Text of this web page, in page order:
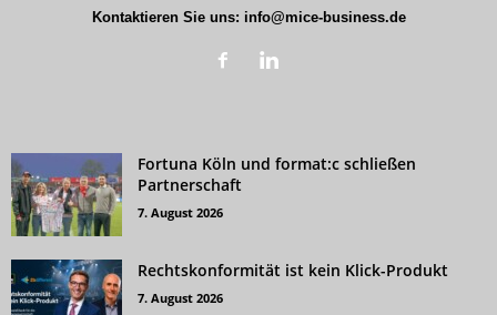
Kontaktieren Sie uns: info@mice-business.de
Fortuna Köln und format:c schließen
Partnerschaft
7. August 2026
Rechtskonformität ist kein Klick-Produkt
7. August 2026